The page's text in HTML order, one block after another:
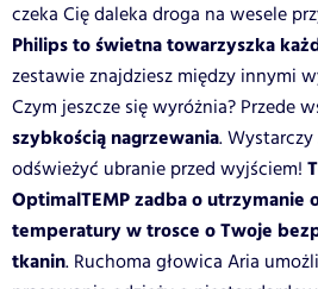
czeka Cię daleka droga na wesele
Philips to świetna towarzyszka
zestawie znajdziesz między innymi
Czym jeszcze się wyróżnia? Przede
szybkością nagrzewania.
odświeżyć ubranie przed wyjściem!
OptimalTEMP zadba o utrzymanie
temperatury w trosce o Twoje
tkanin. Ruchoma głowica Aria